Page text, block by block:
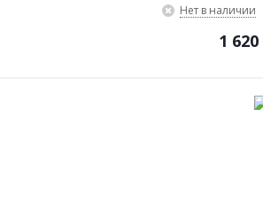
Нет в наличии
1 620